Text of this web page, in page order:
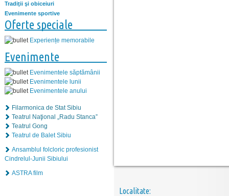
Tradiţii şi obiceiuri
Evenimente sportive
Oferte speciale
Experiențe memorabile
Evenimente
Evenimentele săptămânii
Evenimentele lunii
Evenimentele anului
Filarmonica de Stat Sibiu
Teatrul Naţional „Radu Stanca”
Teatrul Gong
Teatrul de Balet Sibiu
Ansamblul folcloric profesionist
Cindrelul-Junii Sibiului
ASTRA film
Localitate: